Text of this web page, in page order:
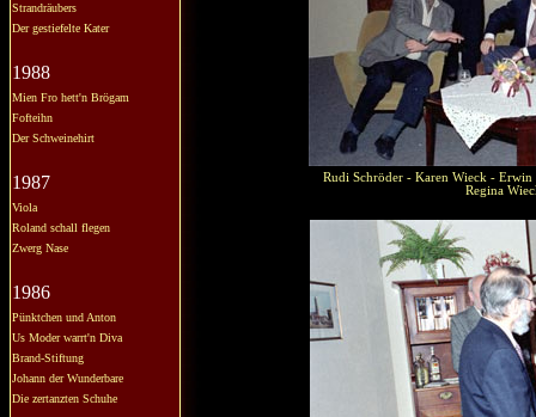
Strandräubers
Der gestiefelte Kater
1988
Mien Fro hett'n Brögam
Fofteihn
Der Schweinehirt
1987
Viola
Roland schall flegen
Zwerg Nase
1986
Pünktchen und Anton
Us Moder warrt'n Diva
Brand-Stiftung
Johann der Wunderbare
Die zertanzten Schuhe
Rudi Schröder - Karen Wieck - Erwin
Regina